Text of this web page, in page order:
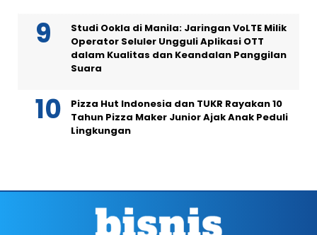
Studi Ookla di Manila: Jaringan VoLTE Milik
Operator Seluler Ungguli Aplikasi OTT
dalam Kualitas dan Keandalan Panggilan
Suara
Pizza Hut Indonesia dan TUKR Rayakan 10
Tahun Pizza Maker Junior Ajak Anak Peduli
Lingkungan